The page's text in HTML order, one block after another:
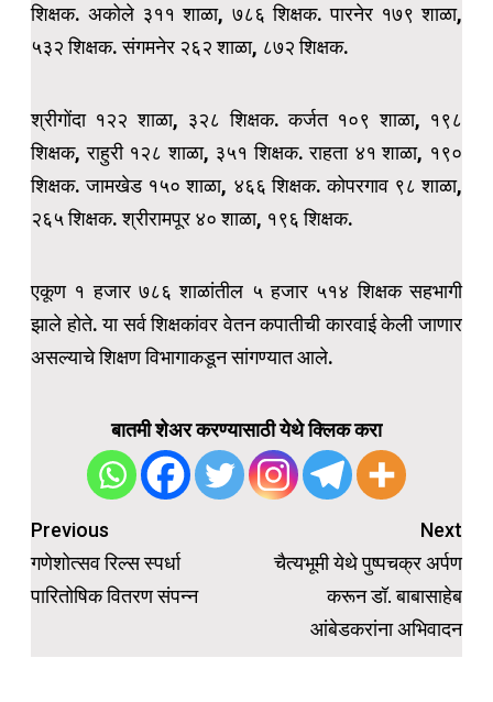
शिक्षक. अकोले ३११ शाळा, ७८६ शिक्षक. पारनेर १७९ शाळा,
५३२ शिक्षक. संगमनेर २६२ शाळा, ८७२ शिक्षक.
श्रीगोंदा १२२ शाळा, ३२८ शिक्षक. कर्जत १०९ शाळा, १९८
शिक्षक, राहुरी १२८ शाळा, ३५१ शिक्षक. राहता ४१ शाळा, १९०
शिक्षक. जामखेड १५० शाळा, ४६६ शिक्षक. कोपरगाव ९८ शाळा,
२६५ शिक्षक. श्रीरामपूर ४० शाळा, १९६ शिक्षक.
एकूण १ हजार ७८६ शाळांतील ५ हजार ५१४ शिक्षक सहभागी
झाले होते. या सर्व शिक्षकांवर वेतन कपातीची कारवाई केली जाणार
असल्याचे शिक्षण विभागाकडून सांगण्यात आले.
बातमी शेअर करण्यासाठी येथे क्लिक करा
Post
navigation
Previous
गणेशोत्सव रिल्स स्पर्धा
पारितोषिक वितरण संपन्न
Next
चैत्यभूमी येथे पुष्पचक्र अर्पण
करून डॉ. बाबासाहेब
आंबेडकरांना अभिवादन